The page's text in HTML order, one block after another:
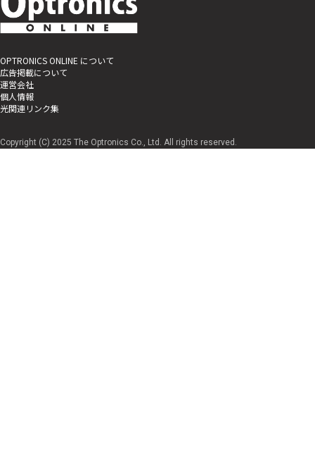
OPTRONICS ONLINE について
広告掲載について
運営会社
個人情報
光関連リンク集
Copyright (C) 2025 The Optronics Co., Ltd. All rights reserved.